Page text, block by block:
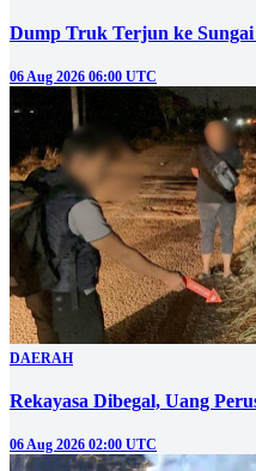
Dump Truk Terjun ke
06 Aug 2026 06:00 UTC
DAERAH
Rekayasa Dibegal, Uang
06 Aug 2026 02:00 UTC